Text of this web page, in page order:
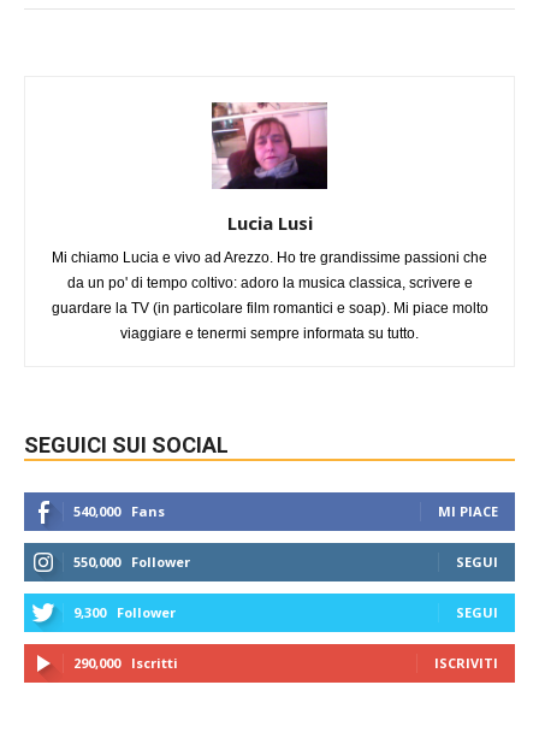
Lucia Lusi
Mi chiamo Lucia e vivo ad Arezzo. Ho tre grandissime passioni che
da un po' di tempo coltivo: adoro la musica classica, scrivere e
guardare la TV (in particolare film romantici e soap). Mi piace molto
viaggiare e tenermi sempre informata su tutto.
SEGUICI SUI SOCIAL
540,000 Fans MI PIACE
550,000 Follower SEGUI
9,300 Follower SEGUI
290,000 Iscritti ISCRIVITI